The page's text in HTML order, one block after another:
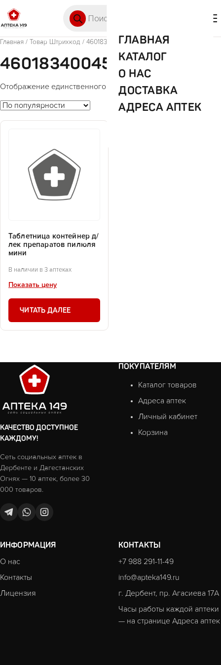
ГЛАВНАЯ
КАТАЛОГ
О НАС
ДОСТАВКА
АДРЕСА АПТЕК
Главная / Товар Штрихкод / 4601834004552
4601834004552
Отображение единственного товара
Таблетница контейнер д/
лек препаратов пилюля
мини
В наличии в 3 аптеках
Показать цену
ЧИТАТЬ ДАЛЕЕ
КАЧЕСТВО ДОСТУПНОЕ
КАЖДОМУ!
Сеть социальных аптек в
Дербенте и Дагестанских
Огнях — 10 аптек, более 30
000 товаров.
ПОКУПАТЕЛЯМ
Каталог товаров
Адреса аптек
Личный кабинет
Корзина
ИНФОРМАЦИЯ
О нас
Контакты
Лицензия
КОНТАКТЫ
+7 988 291-11-49
info@apteka149.ru
г. Дербент, пр. Агасиева 17А
Часы работы каждой аптеки
— на странице Адреса аптек